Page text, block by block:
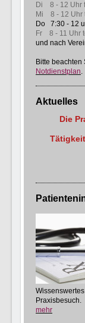
Di 8 - 12 Uhr
Mi 8 - 12 Uhr
Do 7:30 - 12
Fr 8 - 11 Uhr
und nach
Bitte beachten
Notdienstplan.
Aktuelles
Die
Praxisbesuch.
mehr